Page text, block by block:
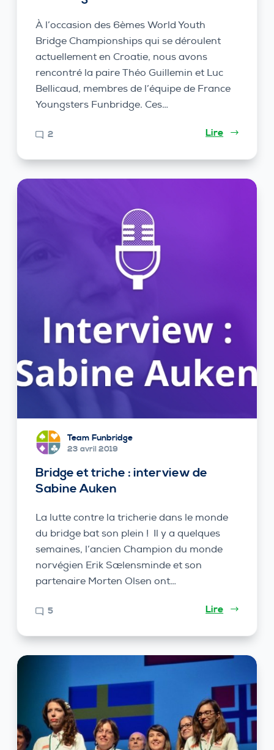
À l’occasion des 6èmes World Youth
Bridge Championships qui se déroulent
actuellement en Croatie, nous avons
rencontré la paire Théo Guillemin et Luc
Bellicaud, membres de l’équipe de France
Youngsters Funbridge. Ces…
2 Lire
Team Funbridge
23 avril 2019
Bridge et triche : interview de
Sabine Auken
La lutte contre la tricherie dans le monde
du bridge bat son plein ! Il y a quelques
semaines, l’ancien Champion du monde
norvégien Erik Sælensminde et son
partenaire Morten Olsen ont…
5 Lire